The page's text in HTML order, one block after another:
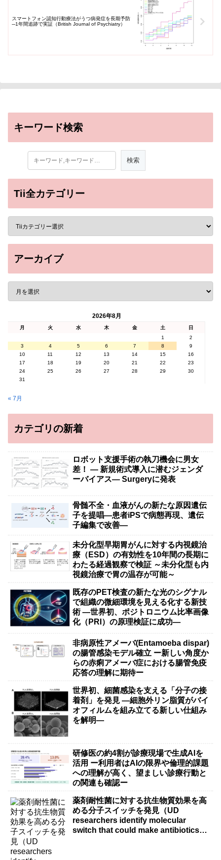
スマートフォン認知行動療法がうつ病発症を長期予防
─1年間追跡で実証（British Journal of Psychiatry）
キーワード検索
Tii全カテゴリー
アーカイブ
2026年8月
月 火 水 木 金 土
日
1
2
3
4 5 6 7 8
9
10
11 12 13 14 15
16
17
18 19 20 21 22
23
24
25 26 27 28 29
30
31
« 7月
カテゴリの新着
ロボット支援手術の執刀機会に男女
差！ — 新規術式導入に潜むジェンダ
ーバイアス— Surgeryに発表
骨髄不全・血液がんの新たな原因遺伝
子を提唱―患者iPSで病態再現、遺伝
子編集で改善―
未分化型早期胃がんに対する内視鏡治
療（ESD）の有効性を10年間の長期に
わたる経過観察で検証 ～未分化型も内
視鏡治療で胃の温存が可能～
既存のPET検査の新たな光のシグナル
で組織の微細環境を見える化する新技
術 ―世界初、ポジトロニウム比率画像
化（PRI）の原理検証に成功―
非病原性アメーバ(Entamoeba dispar)
の腸管感染モデル確立 ー新しい角度か
らの赤痢アメーバ症における腸管免疫
応答の理解に期待ー
世界初、細菌感染を支える「分子の接
着剤」を発見 ―細胞外リン脂質がバイ
オフィルムを組み立てる新しい仕組み
を解明―
研修医の約4割が診療現場で生成AIを
活用 ー利用者はAIの限界や倫理的課題
への理解が高く、望ましい診療行動と
の関連も確認ー
薬剤耐性菌に対する抗生物質効果を高
める分子スイッチを発見（UD
researchers identify molecular
switch that could make antibiotics